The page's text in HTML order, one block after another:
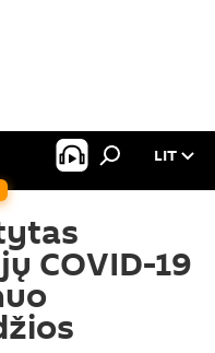
LIT
COVID-19